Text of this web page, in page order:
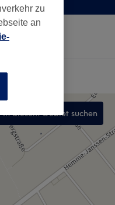
In diesem Gebiet suchen
,
zu
an